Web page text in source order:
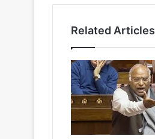
Related Articles